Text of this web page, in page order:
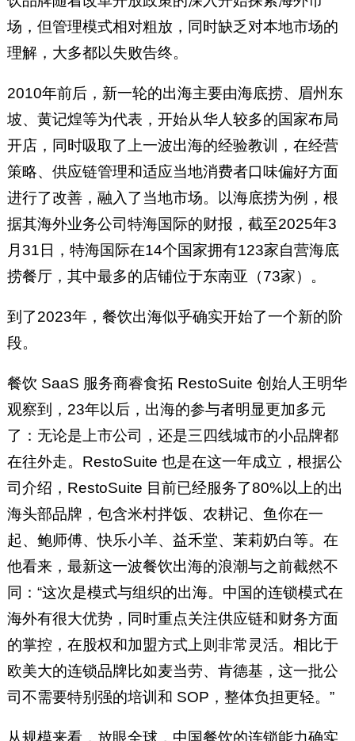
场，但管理模式相对粗放，同时缺乏对本地市场的
理解，大多都以失败告终。
2010年前后，新一轮的出海主要由海底捞、眉州东
坡、黄记煌等为代表，开始从华人较多的国家布局
开店，同时吸取了上一波出海的经验教训，在经营
策略、供应链管理和适应当地消费者口味偏好方面
进行了改善，融入了当地市场。以海底捞为例，根
据其海外业务公司特海国际的财报，截至2025年3
月31日，特海国际在14个国家拥有123家自营海底
捞餐厅，其中最多的店铺位于东南亚（73家）。
到了2023年，餐饮出海似乎确实开始了一个新的阶
段。
餐饮 SaaS 服务商睿食拓 RestoSuite 创始人王明华
观察到，23年以后，出海的参与者明显更加多元
了：无论是上市公司，还是三四线城市的小品牌都
在往外走。RestoSuite 也是在这一年成立，根据公
司介绍，RestoSuite 目前已经服务了80%以上的出
海头部品牌，包含米村拌饭、农耕记、鱼你在一
起、鲍师傅、快乐小羊、益禾堂、茉莉奶白等。在
他看来，最新这一波餐饮出海的浪潮与之前截然不
同：“这次是模式与组织的出海。中国的连锁模式在
海外有很大优势，同时重点关注供应链和财务方面
的掌控，在股权和加盟方式上则非常灵活。相比于
欧美大的连锁品牌比如麦当劳、肯德基，这一批公
司不需要特别强的培训和 SOP，整体负担更轻。”
从规模来看，放眼全球，中国餐饮的连锁能力确实